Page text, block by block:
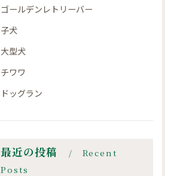
ゴールデンレトリーバー
子犬
大型犬
チワワ
ドッグラン
最近の投稿
Recent
Posts